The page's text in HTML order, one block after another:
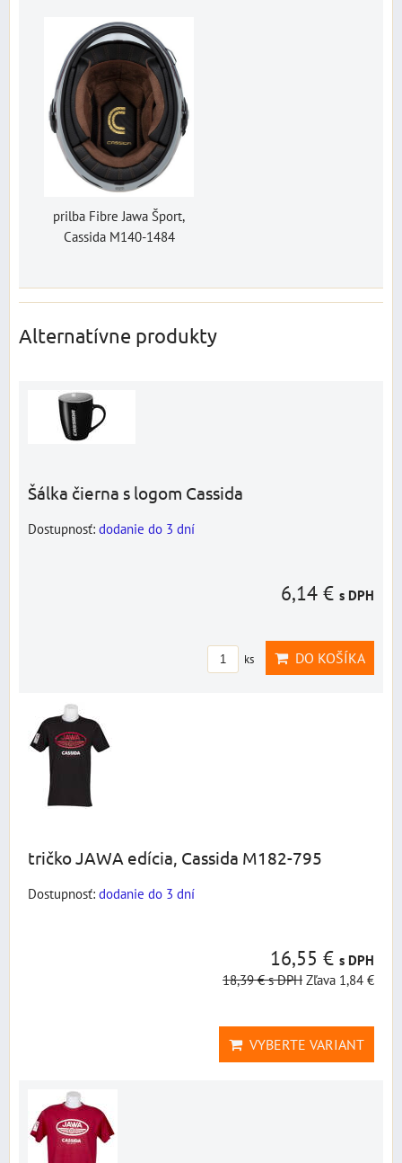
prilba Fibre Jawa Šport,
Cassida M140-1484
Alternatívne produkty
Šálka čierna s logom Cassida
Dostupnosť: dodanie do 3 dní
6,14 € s DPH
ks DO KOŠÍKA
tričko JAWA edícia, Cassida M182-795
Dostupnosť: dodanie do 3 dní
16,55 € s DPH
18,39 €s DPH Zľava 1,84 €
VYBERTE VARIANT